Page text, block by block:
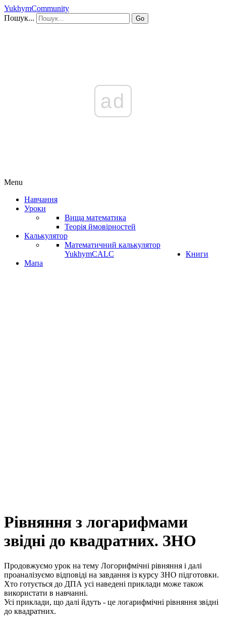
YukhymCommunity
Пошук...
Go
ad
Menu
Навчання
Уроки
Вища математика
Теорія ймовірностей
Калькулятор
Математичний калькулятор
YukhymCALC
Книги
Мапа
Рівняння з логарифмами
звідні до квадратних. ЗНО
Продовжуємо урок на тему Логорифмічні рівняння і далі
проаналізуємо відповіді на завдання із курсу ЗНО підготовки.
Хто готується до ДПА усі наведені приклади може також
використати в навчанні.
Усі приклади, що далі йдуть - це логарифмічні рівняння звідні
до квадратних.